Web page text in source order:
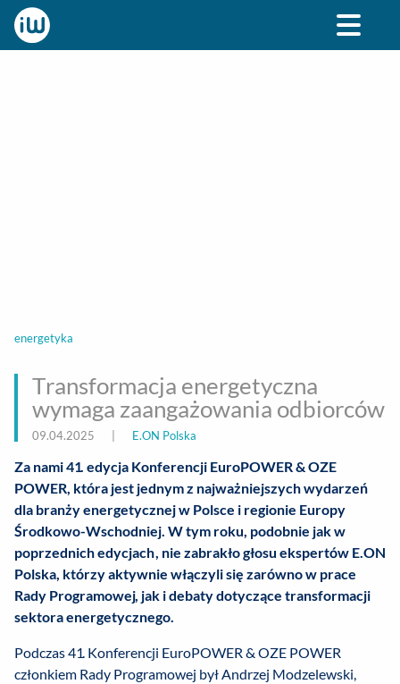
energetyka
Transformacja energetyczna
wymaga zaangażowania odbiorców
09.04.2025 E.ON Polska
Za nami 41. edycja Konferencji EuroPOWER & OZE
POWER, która jest jednym z najważniejszych wydarzeń
dla branży energetycznej w Polsce i regionie Europy
Środkowo-Wschodniej. W tym roku, podobnie jak w
poprzednich edycjach, nie zabrakło głosu ekspertów E.ON
Polska, którzy aktywnie włączyli się zarówno w prace
Rady Programowej, jak i debaty dotyczące transformacji
sektora energetycznego.
Podczas 41. Konferencji EuroPOWER & OZE POWER
członkiem Rady Programowej był Andrzej Modzelewski,